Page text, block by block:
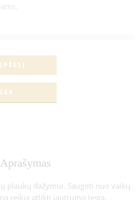
Aprašymas
plaukų dažymui. Saugoti nuo vaikų.
reikia atlikti jautrumo testą.